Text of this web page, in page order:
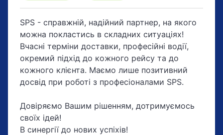
SPS - справжній, надійний партнер, на якого
можна покластись в складних ситуаціях!
Вчасні терміни доставки, професійні водії,
окремий підхід до кожного рейсу та до
кожного клієнта. Маємо лише позитивний
досвід при роботі з професіоналами SPS.
Довіряємо Вашим рішенням, дотримуємось
своїх ідей!
В синергії до нових успіхів!